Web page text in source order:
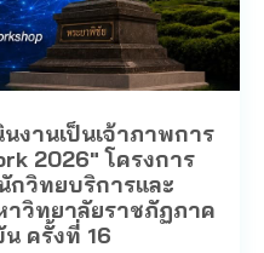
งานเป็นเจ้าภาพการ
2026" โครงการ
กวิทยบริการและ
าวิทยาลัยราชภัฏภาค
ครั้งที่ 16